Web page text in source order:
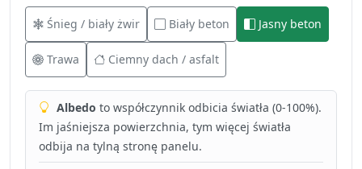
Śnieg / biały żwir Biały beton Jasny beton
Trawa Ciemny dach / asfalt
Albedo to współczynnik odbicia światła (0-100%).
Im jaśniejsza powierzchnia, tym więcej światła
odbija na tylną stronę panelu.